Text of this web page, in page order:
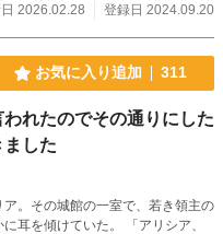
2026.02.28
登録日 2024.09.20
お気に入り追加 311
れたのでその通りにした
した
。その城館の一室で、若き領主の
耳を傾けていた。 「アリシア、